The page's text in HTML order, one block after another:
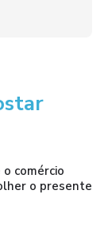
comércio
o presente